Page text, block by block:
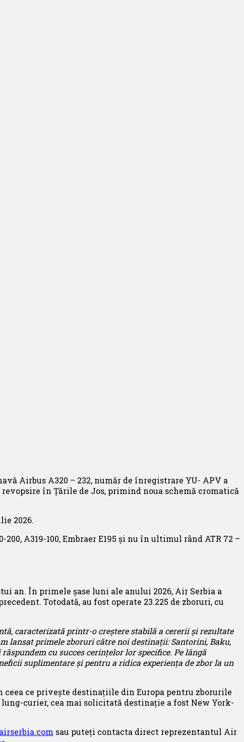
Airbus A320 – 232, număr de înregistrare YU- APV a
în Țările de Jos, primind noua schemă cromatică
2026.
A319-100, Embraer E195 și nu în ultimul rând ATR 72 –
an. În primele șase luni ale anului 2026, Air Serbia a
Totodată, au fost operate 23.225 de zboruri, cu
, caracterizată printr-o creștere stabilă a cererii și rezultate
lansat primele zboruri către noi destinații:Santorini, Baku,
cu succes cerințelor lor specifice. Pe lângă
suplimentare și pentru a ridica experiența de zbor la un
ce privește destinațiile din Europa pentru zborurile
curier, cea mai solicitată destinație a fost New York-
sau puteți contacta direct reprezentantul Air